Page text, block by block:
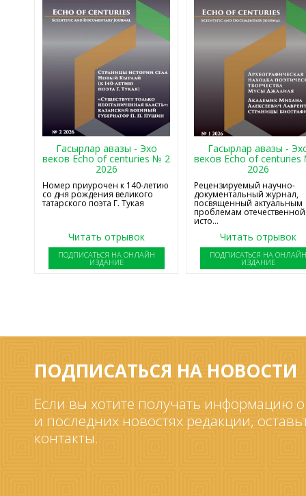
Гасырлар авазы - Эхо
веков Echo of centuries № 2
2026
Номер приурочен к 140-летию
со дня рождения великого
татарского поэта Г. Тукая
Читать отрывок
ПОДПИСАТЬСЯ НА ОНЛАЙН
ИЗДАНИЕ
Гасырлар авазы -
веков Echo of
2026
Рецензируемый научно-
документальный журнал,
посвященный актуальным
проблемам отечественной
исто...
Читать отрывок
ПОДПИСАТЬСЯ НА
ИЗДАНИЕ
ПОДПИСАТЬСЯ НА НОВОСТИ
Если вы хотите получать информацию
и последних новостях редакции,
контакты.